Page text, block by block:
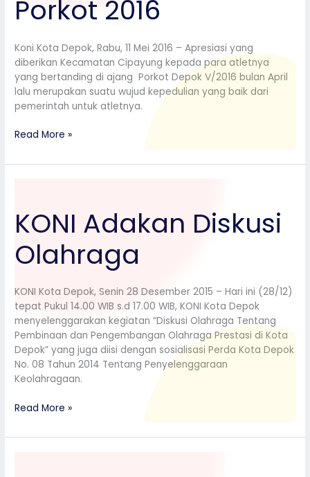
Porkot 2016
Koni Kota Depok, Rabu, 11 Mei 2016 – Apresiasi yang
diberikan Kecamatan Cipayung kepada para atletnya
yang bertanding di ajang Porkot Depok V/2016 bulan April
lalu merupakan suatu wujud kepedulian yang baik dari
pemerintah untuk atletnya.
Read More »
KONI Adakan Diskusi
Olahraga
KONI Kota Depok, Senin 28 Desember 2015 – Hari ini (28/12)
tepat Pukul 14.00 WIB s.d 17.00 WIB, KONI Kota Depok
menyelenggarakan kegiatan “Diskusi Olahraga Tentang
Pembinaan dan Pengembangan Olahraga Prestasi di Kota
Depok” yang juga diisi dengan sosialisasi Perda Kota Depok
No. 08 Tahun 2014 Tentang Penyelenggaraan
Keolahragaan.
Diskusi
Olahraga
Read More »